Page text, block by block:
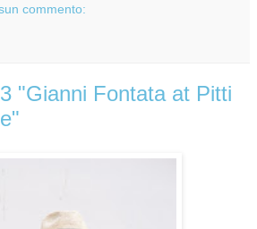
commento:
"Gianni Fontata at Pitti